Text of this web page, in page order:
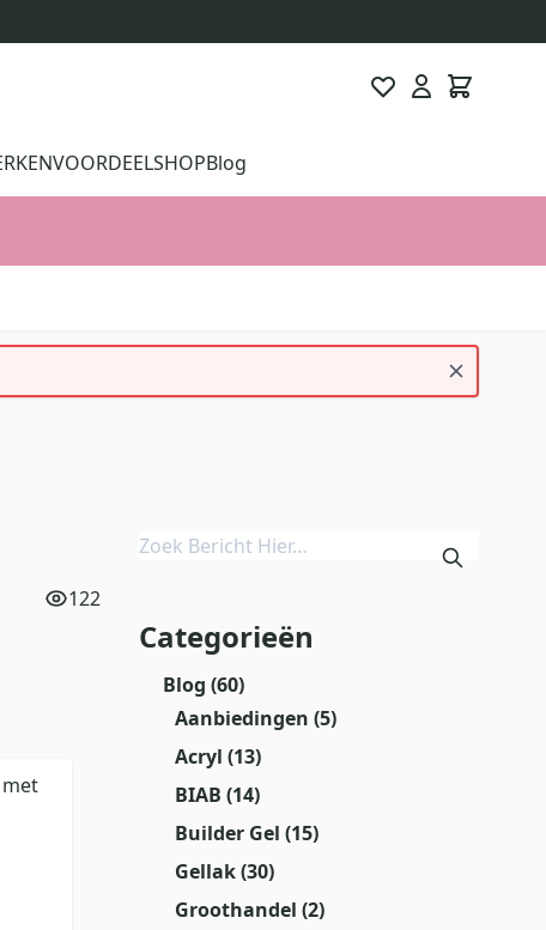
VOORDEELSHOPBlog
122
Categorieën
Blog (60)
Aanbiedingen (5)
Acryl (13)
BIAB (14)
Builder Gel (15)
Gellak(30)
Groothandel (2)